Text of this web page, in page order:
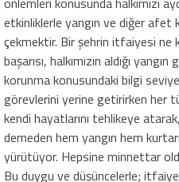
etkinliklerle yangın ve diğer afet
çekmektir. Bir şehrin itfaiyesi
başarısı, halkımızın aldığı
korunma konusundaki bilgi
görevlerini yerine getirirken her
kendi hayatlarını tehlikeye
demeden hem yangın hem
yürütüyor. Hepsine minnettar
Bu duygu ve düşüncelerle;